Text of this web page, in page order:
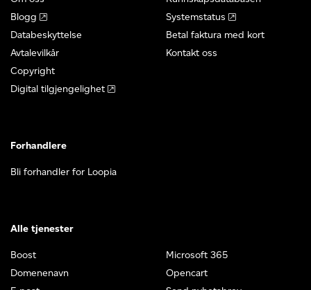
Blogg
Databeskyttelse
Avtalevilkår
Copyright
Digital tilgjengelighet
Systemstatus
Betal faktura med kort
Kontakt oss
Forhandlere
Bli forhandler for Loopia
Alle tjenester
Boost
Domenenavn
Microsoft 365
Opencart